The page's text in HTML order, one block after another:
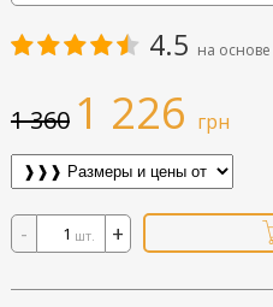
4.5 на основе
1 360 1 226 грн
- +
шт.